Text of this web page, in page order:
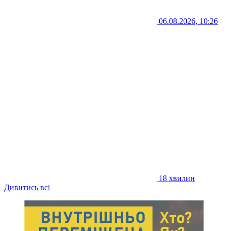
06.08.2026, 10:26
18 хвилин
Дивитись всі